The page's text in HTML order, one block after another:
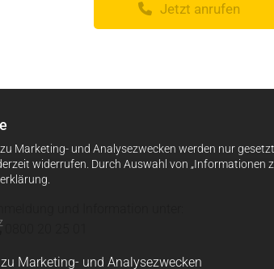
Marketing- und Analysezwecken werden nur
widerrufen. Durch Auswahl von
Marketing- und Analysezwecken
Jetzt anrufen